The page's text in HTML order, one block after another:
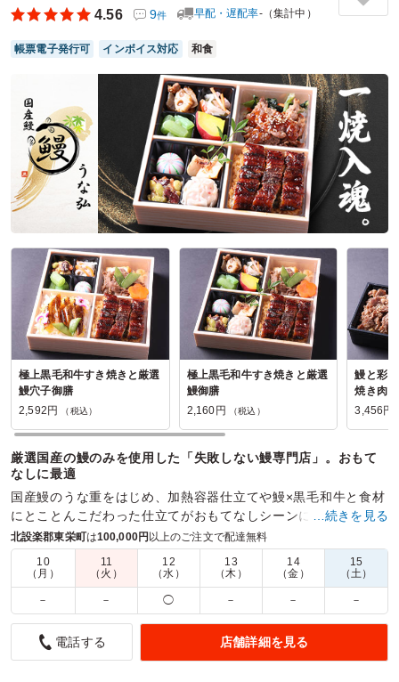
から、お店を変えてみました。まず時間通りに配達してもら
えるかが心配だったのですが、お願いした時間にきちんと届
けてもらって安心しました。お弁当箱も明るい木目調で、中
懇親会
参加者の年齢：
40代～50代男女比：男性のみ
愛知県安城市根崎町
2026/01/30
松風苑の口コミをもっと見る
4.56
9件 早配・遅配率-（集計中）
帳票電子発行可 インボイス対応 和食
極上黒毛和牛すき焼きと厳選
鰻穴子御膳
2,592円
（税込）
極上黒毛和牛すき焼きと厳選
鰻御膳
2,160円
（税込）
鰻と彩
焼き肉～
3,456円
厳選国産の鰻のみを使用した「失敗しない鰻専門店」。おもて
なしに最適
国産鰻のうな重をはじめ、加熱容器仕立てや鰻×黒毛和牛と食材
にとことんこだわった仕立てがおもてなしシーンに最適。
商品数： 30 締切日時： 2日前12:00 価格帯： 2,160円～4,320円
配達時間：
10:00～18:00
とても彩りが良かった
4.0 東洋医療グループひかり鍼灸院
歓迎会で使わせてもらいました。時間もちょうどよく配達さ
…続きを見る
北設楽郡東栄町は100,000円以上のご注文で配達無料
10
（月）
11
（火）
12
（水）
13
（木）
14
（金）
15
（土）
－ － ◯ － － －
電話する 店舗詳細を見る